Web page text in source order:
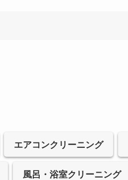
エアコンクリーニング
風呂・浴室クリーニング